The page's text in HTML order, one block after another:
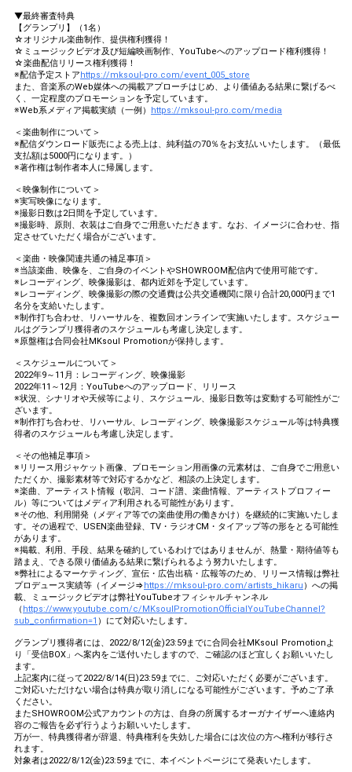
▼最終審査特典
【グランプリ】（1名）
☆オリジナル楽曲制作、提供権利獲得！
☆ミュージックビデオ及び短編映画制作、YouTubeへのアップロード権利獲得！
☆楽曲配信リリース権利獲得！
※配信予定ストアhttps://mksoul-pro.com/event_005_store
また、音楽系のWeb媒体への掲載アプローチはじめ、より価値ある結果に繋げるべ
く、一定程度のプロモーションを予定しています。
※Web系メディア掲載実績（一例） https://mksoul-pro.com/media
＜楽曲制作について＞
※配信ダウンロード販売による売上は、純利益の70％をお支払いいたします。（最低
支払額は5000円になります。）
※著作権は制作者本人に帰属します。
＜映像制作について＞
※実写映像になります。
※撮影日数は2日間を予定しています。
※撮影時、原則、衣装はご自身でご用意いただきます。なお、イメージに合わせ、指
定させていただく場合がございます。
＜楽曲・映像関連共通の補足事項＞
※当該楽曲、映像を、ご自身のイベントやSHOWROOM配信内で使用可能です。
※レコーディング、映像撮影は、都内近郊を予定しています。
※レコーディング、映像撮影の際の交通費は公共交通機関に限り合計20,000円まで1
名分を支給いたします。
※制作打ち合わせ、リハーサルを、複数回オンラインで実施いたします。スケジュー
ルはグランプリ獲得者のスケジュールも考慮し決定します。
※原盤権は合同会社MKsoul Promotionが保持します。
＜スケジュールについて＞
2022年9～11月：レコーディング、映像撮影
2022年11～12月：YouTubeへのアップロード、リリース
※状況、シナリオや天候等により、スケジュール、撮影日数等は変動する可能性がご
ざいます。
※制作打ち合わせ、リハーサル、レコーディング、映像撮影スケジュール等は特典獲
得者のスケジュールも考慮し決定します。
＜その他補足事項＞
※リリース用ジャケット画像、プロモーション用画像の元素材は、ご自身でご用意い
ただくか、撮影素材等で対応するかなど、相談の上決定します。
※楽曲、アーティスト情報（歌詞、コード譜、楽曲情報、アーティストプロフィー
ル）等についてはメディア利用される可能性があります。
※その他、利用開発（メディア等での楽曲使用の働きかけ）を継続的に実施いたしま
す。その過程で、USEN楽曲登録、TV・ラジオCM・タイアップ等の形をとる可能性
があります。
※掲載、利用、手段、結果を確約しているわけではありませんが、熱量・期待値等も
踏まえ、できる限り価値ある結果に繋げられるよう努力いたします。
※弊社によるマーケティング、宣伝・広告出稿・広報等のため、リリース情報は弊社
プロデュース実績等（イメージ⇒https://mksoul-pro.com/artists_hikaru）への掲
載、ミュージックビデオは弊社YouTubeオフィシャルチャンネル
（https://www.youtube.com/c/MKsoulPromotionOfficialYouTubeChannel?
sub_confirmation=1 ）にて対応いたします。
グランプリ獲得者には、2022/8/12(金)23:59までに合同会社MKsoul Promotionよ
り「受信BOX」へ案内をご送付いたしますので、ご確認のほど宜しくお願いいたし
ます。
上記案内に従って2022/8/14(日)23:59までに、ご対応いただく必要がございます。
ご対応いただけない場合は特典が取り消しになる可能性がございます。予めご了承
ください。
またSHOWROOM公式アカウントの方は、自身の所属するオーガナイザーへ連絡内
容のご報告を必ず行うようお願いいたします。
万が一、特典獲得者が辞退、特典権利を失効した場合には次位の方へ権利が移行さ
れます。
対象者は2022/8/12(金)23:59までに、本イベントページにて発表いたします。